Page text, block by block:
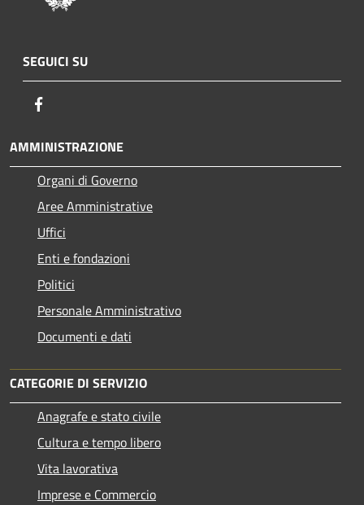
SEGUICI SU
AMMINISTRAZIONE
Organi di Governo
Aree Amministrative
Uffici
Enti e fondazioni
Politici
Personale Amministrativo
Documenti e dati
CATEGORIE DI SERVIZIO
Anagrafe e stato civile
Cultura e tempo libero
Vita lavorativa
Imprese e Commercio